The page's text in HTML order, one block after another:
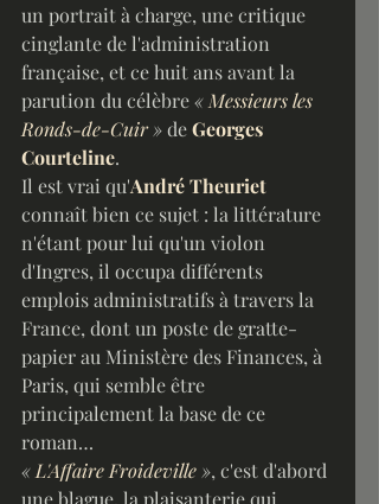
un portrait à charge, une critique
cinglante de l'administration
française, et ce huit ans avant la
parution du célèbre « Messieurs les
Ronds-de-Cuir » de Georges
Courteline.
Il est vrai qu'André Theuriet
connaît bien ce sujet : la littérature
n'étant pour lui qu'un violon
d'Ingres, il occupa différents
emplois administratifs à travers la
France, dont un poste de gratte-
papier au Ministère des Finances, à
Paris, qui semble être
principalement la base de ce
roman…
« L'Affaire Froideville », c'est d'abord
une blague, la plaisanterie qui